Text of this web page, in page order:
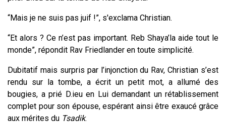
“Mais je ne suis pas juif !”, s'exclama Christian.
“Et alors ? Ce n’est pas important. Reb Shaya’la aide tout le
monde”, répondit Rav Friedlander en toute simplicité.
Dubitatif mais surpris par l’injonction du Rav, Christian s’est
rendu sur la tombe, a écrit un petit mot, a allumé des
bougies, a prié D.ieu en Lui demandant un rétablissement
complet pour son épouse, espérant ainsi être exaucé grâce
aux mérites du Tsadik.